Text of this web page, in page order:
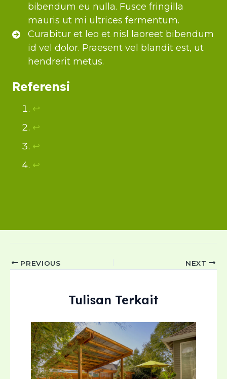
bibendum eu nulla. Fusce fringilla
mauris ut mi ultrices fermentum.
Curabitur et leo et nisl laoreet bibendum
id vel dolor. Praesent vel blandit est, ut
hendrerit metus.
Referensi
↩︎
↩︎
↩︎
↩︎
Post
PREVIOUS NEXT
Tulisan Terkait